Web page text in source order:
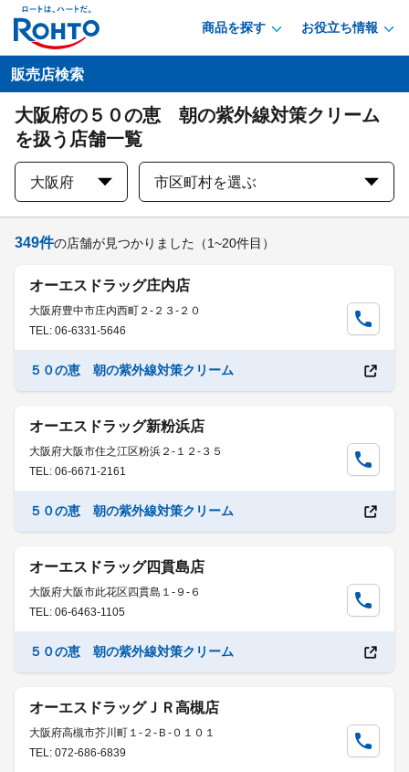
商品を探す お役立ち情報
販売店検索
大阪府の５０の恵 朝の紫外線対策クリーム
を扱う店舗一覧
大阪府 市区町村を選ぶ
349件の店舗が見つかりました （1~20件目）
オーエスドラッグ庄内店
大阪府豊中市庄内西町２-２３-２０
TEL: 06-6331-5646
５０の恵 朝の紫外線対策クリーム
オーエスドラッグ新粉浜店
大阪府大阪市住之江区粉浜２-１２-３５
TEL: 06-6671-2161
５０の恵 朝の紫外線対策クリーム
オーエスドラッグ四貫島店
大阪府大阪市此花区四貫島１-９-６
TEL: 06-6463-1105
５０の恵 朝の紫外線対策クリーム
オーエスドラッグＪＲ高槻店
大阪府高槻市芥川町１-２-Ｂ-０１０１
TEL: 072-686-6839